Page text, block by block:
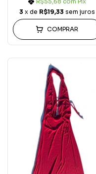
3 x de R$19,33 sem juros
COMPRAR